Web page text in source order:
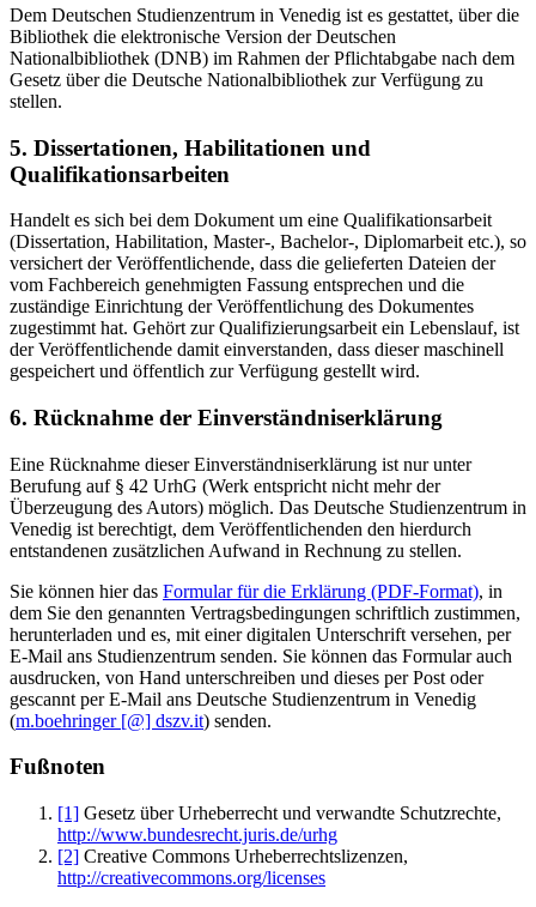
Dem Deutschen Studienzentrum in Venedig ist es gestattet, über die
Bibliothek die elektronische Version der Deutschen
Nationalbibliothek (DNB) im Rahmen der Pflichtabgabe nach dem
Gesetz über die Deutsche Nationalbibliothek zur Verfügung zu
stellen.
5. Dissertationen, Habilitationen und
Qualifikationsarbeiten
Handelt es sich bei dem Dokument um eine Qualifikationsarbeit
(Dissertation, Habilitation, Master-, Bachelor-, Diplomarbeit etc.), so
versichert der Veröffentlichende, dass die gelieferten Dateien der
vom Fachbereich genehmigten Fassung entsprechen und die
zuständige Einrichtung der Veröffentlichung des Dokumentes
zugestimmt hat. Gehört zur Qualifizierungsarbeit ein Lebenslauf, ist
der Veröffentlichende damit einverstanden, dass dieser maschinell
gespeichert und öffentlich zur Verfügung gestellt wird.
6. Rücknahme der Einverständniserklärung
Eine Rücknahme dieser Einverständniserklärung ist nur unter
Berufung auf § 42 UrhG (Werk entspricht nicht mehr der
Überzeugung des Autors) möglich. Das Deutsche Studienzentrum in
Venedig ist berechtigt, dem Veröffentlichenden den hierdurch
entstandenen zusätzlichen Aufwand in Rechnung zu stellen.
Sie können hier das Formular für die Erklärung (PDF-Format), in
dem Sie den genannten Vertragsbedingungen schriftlich zustimmen,
herunterladen und es, mit einer digitalen Unterschrift versehen, per
E-Mail ans Studienzentrum senden. Sie können das Formular auch
ausdrucken, von Hand unterschreiben und dieses per Post oder
gescannt per E-Mail ans Deutsche Studienzentrum in Venedig
(m.boehringer [@] dszv.it) senden.
Fußnoten
[1] Gesetz über Urheberrecht und verwandte Schutzrechte,
http://www.bundesrecht.juris.de/urhg
[2] Creative Commons Urheberrechtslizenzen,
http://creativecommons.org/licenses